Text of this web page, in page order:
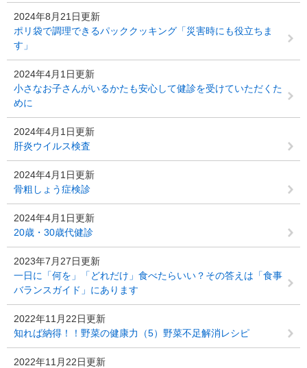
2024年8月21日更新
ポリ袋で調理できるパッククッキング「災害時にも役立ちま
す」
2024年4月1日更新
小さなお子さんがいるかたも安心して健診を受けていただくた
めに
2024年4月1日更新
肝炎ウイルス検査
2024年4月1日更新
骨粗しょう症検診
2024年4月1日更新
20歳・30歳代健診
2023年7月27日更新
一日に「何を」「どれだけ」食べたらいい？その答えは「食事
バランスガイド」にあります
2022年11月22日更新
知れば納得！！野菜の健康力（5）野菜不足解消レシピ
2022年11月22日更新